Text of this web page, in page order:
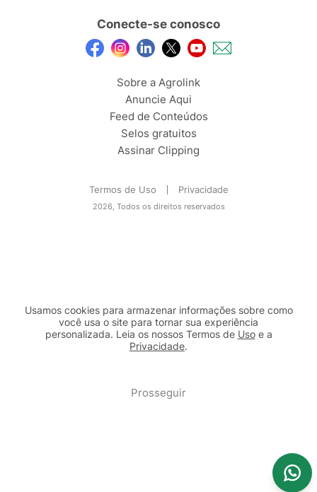
Conecte-se conosco
Sobre a Agrolink
Anuncie Aqui
Feed de Conteúdos
Selos gratuitos
Assinar Clipping
Termos de Uso Privacidade
2026, Todos os direitos reservados
Usamos cookies para armazenar informações sobre como
você usa o site para tornar sua experiência
personalizada. Leia os nossos Termos de Usoe a
Privacidade.
Prosseguir